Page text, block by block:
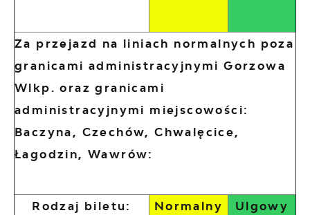
Za przejazd na liniach normalnych poza
granicami administracyjnymi Gorzowa
Wlkp. oraz granicami
administracyjnymi miejscowości:
Baczyna, Czechów, Chwalęcice,
Łagodzin, Wawrów:
Rodzaj biletu: Normalny Ulgowy